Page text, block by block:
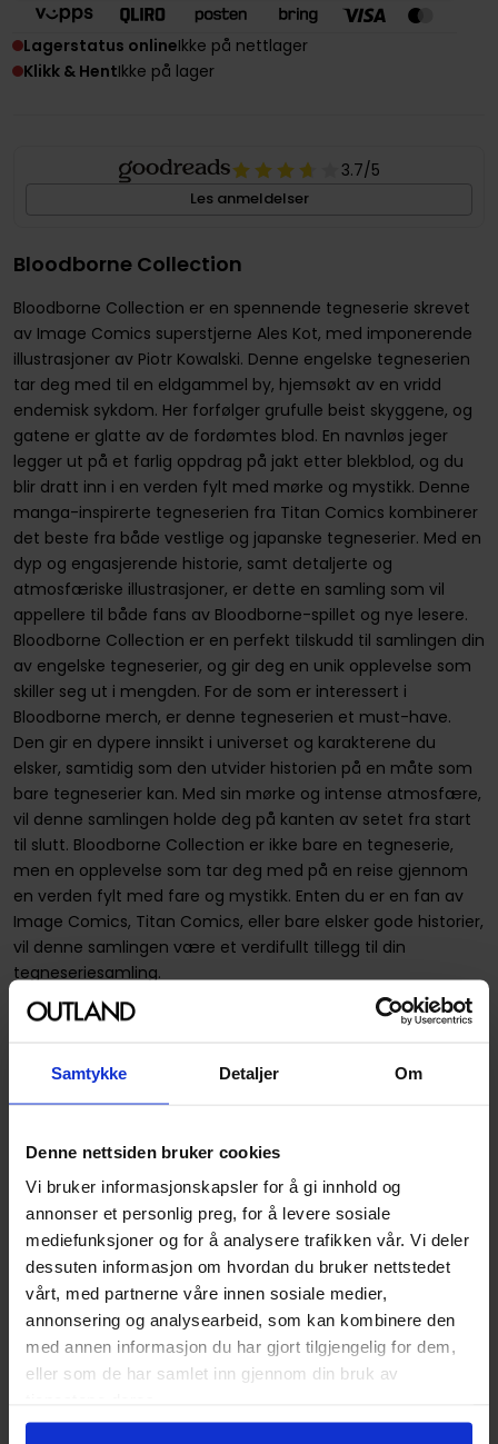
Samtykke Detaljer Om
Denne nettsiden bruker cookies
Vi bruker informasjonskapsler for å gi innhold og
annonser et personlig preg, for å levere sosiale
mediefunksjoner og for å analysere trafikken vår. Vi deler
dessuten informasjon om hvordan du bruker nettstedet
vårt, med partnerne våre innen sosiale medier,
annonsering og analysearbeid, som kan kombinere den
med annen informasjon du har gjort tilgjengelig for dem,
eller som de har samlet inn gjennom din bruk av
Lagerstatus onlineIkke på nettlager
Klikk & HentIkke på lager
3.7/5
Les anmeldelser
Bloodborne Collection
Bloodborne Collection er en spennende tegneserie skrevet
av Image Comics superstjerne Ales Kot, med imponerende
illustrasjoner av Piotr Kowalski. Denne engelske tegneserien
tar deg med til en eldgammel by, hjemsøkt av en vridd
endemisk sykdom. Her forfølger grufulle beist skyggene, og
gatene er glatte av de fordømtes blod. En navnløs jeger
legger ut på et farlig oppdrag på jakt etter blekblod, og du
blir dratt inn i en verden fylt med mørke og mystikk. Denne
manga-inspirerte tegneserien fra Titan Comics kombinerer
det beste fra både vestlige og japanske tegneserier. Med en
dyp og engasjerende historie, samt detaljerte og
atmosfæriske illustrasjoner, er dette en samling som vil
appellere til både fans av Bloodborne-spillet og nye lesere.
Bloodborne Collection er en perfekt tilskudd til samlingen din
av engelske tegneserier, og gir deg en unik opplevelse som
skiller seg ut i mengden. For de som er interessert i
Bloodborne merch, er denne tegneserien et must-have.
Den gir en dypere innsikt i universet og karakterene du
elsker, samtidig som den utvider historien på en måte som
bare tegneserier kan. Med sin mørke og intense atmosfære,
vil denne samlingen holde deg på kanten av setet fra start
til slutt. Bloodborne Collection er ikke bare en tegneserie,
men en opplevelse som tar deg med på en reise gjennom
en verden fylt med fare og mystikk. Enten du er en fan av
Image Comics, Titan Comics, eller bare elsker gode historier,
vil denne samlingen være et verdifullt tillegg til din
tegneseriesamling.
Ser du noe som bør rettes opp i produktbeskrivelsen? Ikke
Vekt (Kg) :
0.367000
Opprinnelsesland :
USA
Format
Paperback
Serie
Bloodborne
Forfattere
Ales KotogPiotr Kowalski